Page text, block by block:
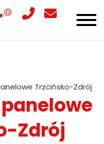
Trzcińsko-Zdrój
Zdrój